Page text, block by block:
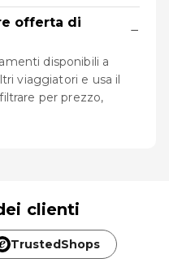
offerta di
−
disponibili a
viaggiatori e usa il
per prezzo,
clienti
TrustedShops